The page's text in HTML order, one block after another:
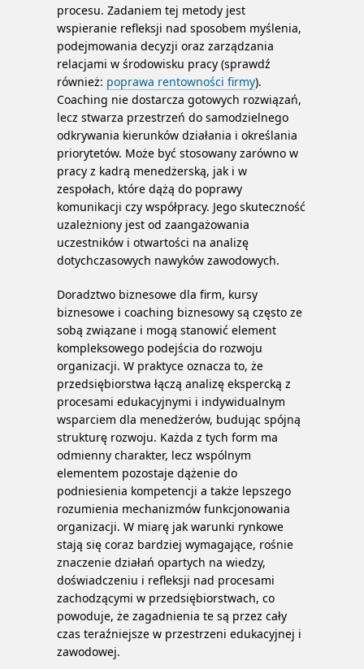
procesu. Zadaniem tej metody jest
wspieranie refleksji nad sposobem myślenia,
podejmowania decyzji oraz zarządzania
relacjami w środowisku pracy (sprawdź
również: poprawa rentowności firmy).
Coaching nie dostarcza gotowych rozwiązań,
lecz stwarza przestrzeń do samodzielnego
odkrywania kierunków działania i określania
priorytetów. Może być stosowany zarówno w
pracy z kadrą menedżerską, jak i w
zespołach, które dążą do poprawy
komunikacji czy współpracy. Jego skuteczność
uzależniony jest od zaangażowania
uczestników i otwartości na analizę
dotychczasowych nawyków zawodowych.
Doradztwo biznesowe dla firm, kursy
biznesowe i coaching biznesowy są często ze
sobą związane i mogą stanowić element
kompleksowego podejścia do rozwoju
organizacji. W praktyce oznacza to, że
przedsiębiorstwa łączą analizę ekspercką z
procesami edukacyjnymi i indywidualnym
wsparciem dla menedżerów, budując spójną
strukturę rozwoju. Każda z tych form ma
odmienny charakter, lecz wspólnym
elementem pozostaje dążenie do
podniesienia kompetencji a także lepszego
rozumienia mechanizmów funkcjonowania
organizacji. W miarę jak warunki rynkowe
stają się coraz bardziej wymagające, rośnie
znaczenie działań opartych na wiedzy,
doświadczeniu i refleksji nad procesami
zachodzącymi w przedsiębiorstwach, co
powoduje, że zagadnienia te są przez cały
czas teraźniejsze w przestrzeni edukacyjnej i
zawodowej.